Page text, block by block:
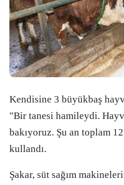
Kendisine 3 büyükbaş
"Bir tanesi hamileydi.
bakıyoruz. Şu an toplam
kullandı.
Şakar, süt sağım